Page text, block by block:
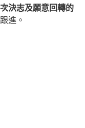
決志及願意回轉的
進。